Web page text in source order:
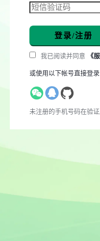
登录/注册
我已阅读并同意 《
或使用以下帐号直接登
未注册的手机号码在验证